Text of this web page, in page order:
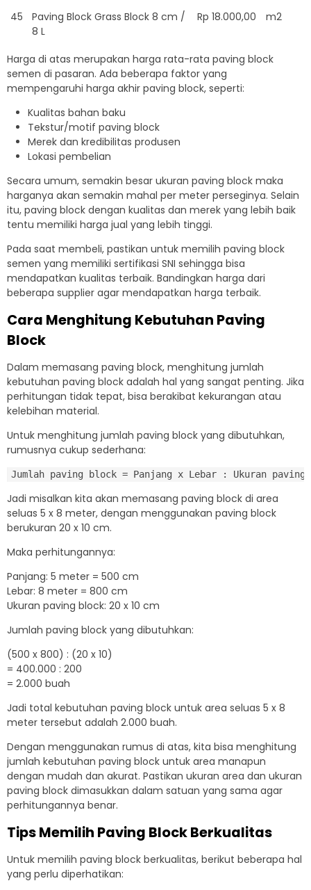
45
Paving Block Grass Block 8 cm /
8 L
Rp 18.000,00 m2
Harga di atas merupakan harga rata-rata paving block
semen di pasaran. Ada beberapa faktor yang
mempengaruhi harga akhir paving block, seperti:
Kualitas bahan baku
Tekstur/motif paving block
Merek dan kredibilitas produsen
Lokasi pembelian
Secara umum, semakin besar ukuran paving block maka
harganya akan semakin mahal per meter perseginya. Selain
itu, paving block dengan kualitas dan merek yang lebih baik
tentu memiliki harga jual yang lebih tinggi.
Pada saat membeli, pastikan untuk memilih paving block
semen yang memiliki sertifikasi SNI sehingga bisa
mendapatkan kualitas terbaik. Bandingkan harga dari
beberapa supplier agar mendapatkan harga terbaik.
Cara Menghitung Kebutuhan Paving
Block
Dalam memasang paving block, menghitung jumlah
kebutuhan paving block adalah hal yang sangat penting. Jika
perhitungan tidak tepat, bisa berakibat kekurangan atau
kelebihan material.
Untuk menghitung jumlah paving block yang dibutuhkan,
rumusnya cukup sederhana:
Jadi misalkan kita akan memasang paving block di area
seluas 5 x 8 meter, dengan menggunakan paving block
berukuran 20 x 10 cm.
Maka perhitungannya:
Panjang: 5 meter = 500 cm
Lebar: 8 meter = 800 cm
Ukuran paving block: 20 x 10 cm
Jumlah paving block yang dibutuhkan:
(500 x 800) : (20 x 10)
= 400.000 : 200
= 2.000 buah
Jadi total kebutuhan paving block untuk area seluas 5 x 8
meter tersebut adalah 2.000 buah.
Dengan menggunakan rumus di atas, kita bisa menghitung
jumlah kebutuhan paving block untuk area manapun
dengan mudah dan akurat. Pastikan ukuran area dan ukuran
paving block dimasukkan dalam satuan yang sama agar
perhitungannya benar.
Tips Memilih Paving Block Berkualitas
Untuk memilih paving block berkualitas, berikut beberapa hal
yang perlu diperhatikan: